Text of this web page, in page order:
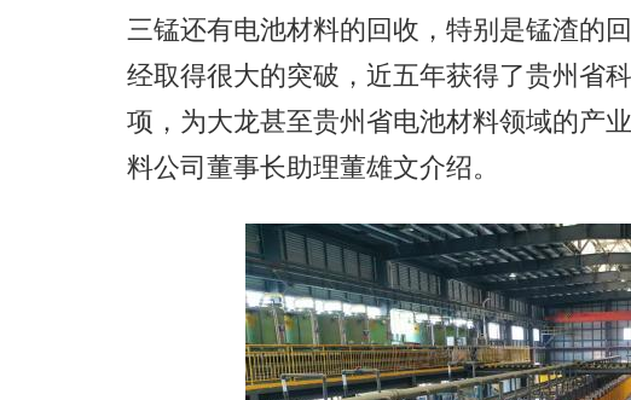
三锰还有电池材料的回收，特别是锰渣的
经取得很大的突破，近五年获得了贵州省
项，为大龙甚至贵州省电池材料领域的产
料公司董事长助理董雄文介绍。